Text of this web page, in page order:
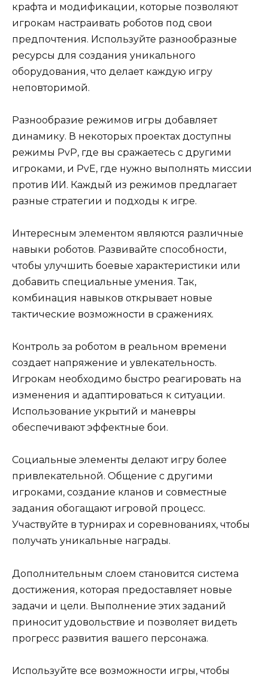
крафта и модификации, которые позволяют
игрокам настраивать роботов под свои
предпочтения. Используйте разнообразные
ресурсы для создания уникального
оборудования, что делает каждую игру
неповторимой.
Разнообразие режимов игры добавляет
динамику. В некоторых проектах доступны
режимы PvP, где вы сражаетесь с другими
игроками, и PvE, где нужно выполнять миссии
против ИИ. Каждый из режимов предлагает
разные стратегии и подходы к игре.
Интересным элементом являются различные
навыки роботов. Развивайте способности,
чтобы улучшить боевые характеристики или
добавить специальные умения. Так,
комбинация навыков открывает новые
тактические возможности в сражениях.
Контроль за роботом в реальном времени
создает напряжение и увлекательность.
Игрокам необходимо быстро реагировать на
изменения и адаптироваться к ситуации.
Использование укрытий и маневры
обеспечивают эффектные бои.
Социальные элементы делают игру более
привлекательной. Общение с другими
игроками, создание кланов и совместные
задания обогащают игровой процесс.
Участвуйте в турнирах и соревнованиях, чтобы
получать уникальные награды.
Дополнительным слоем становится система
достижения, которая предоставляет новые
задачи и цели. Выполнение этих заданий
приносит удовольствие и позволяет видеть
прогресс развития вашего персонажа.
Используйте все возможности игры, чтобы